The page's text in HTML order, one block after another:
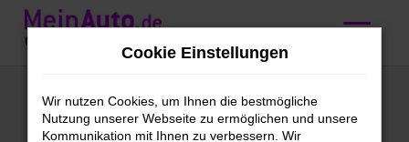
Zum
Hauptinhalt
Ford Vorführwagen
Cookie Einstellungen
Wir nutzen Cookies, um Ihnen die bestmögliche
Nutzung unserer Webseite zu ermöglichen und unsere
Kommunikation mit Ihnen zu verbessern. Wir